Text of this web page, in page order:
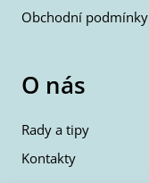
Obchodní podmínky
O nás
Rady a tipy
Kontakty